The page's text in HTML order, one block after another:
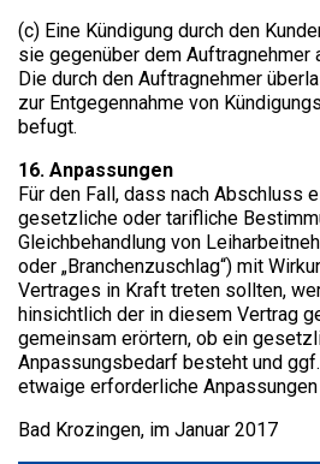
(c) Eine Kündigung durch den
sie gegenüber dem Auftragnehmer
Die durch den Auftragnehmer
zur Entgegennahme von
befugt.
16. Anpassungen​
Für den Fall, dass nach Abschluss
gesetzliche oder tarifliche
Gleichbehandlung von
oder „Branchenzuschlag“) mit
Vertrages in Kraft treten sollten,
hinsichtlich der in diesem Vertrag
gemeinsam erörtern, ob ein
Anpassungsbedarf besteht und
etwaige erforderliche Anpassungen
Bad Krozingen, im Januar 2017